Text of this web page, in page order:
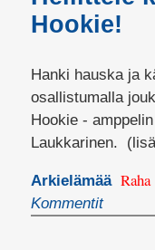
Hookie!
Hanki hauska ja
osallistumalla
Hookie -
Laukkarinen.
Arkielämää Raha
Kommentit